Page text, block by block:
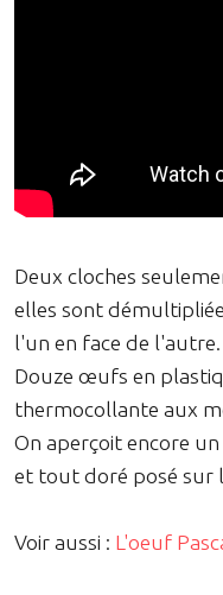
Deux cloches
elles sont
l'un en face de l'autre.
Douze œufs en
thermocollante aux
On aperçoit encore
et tout doré posé sur
Voir aussi : L'oeuf